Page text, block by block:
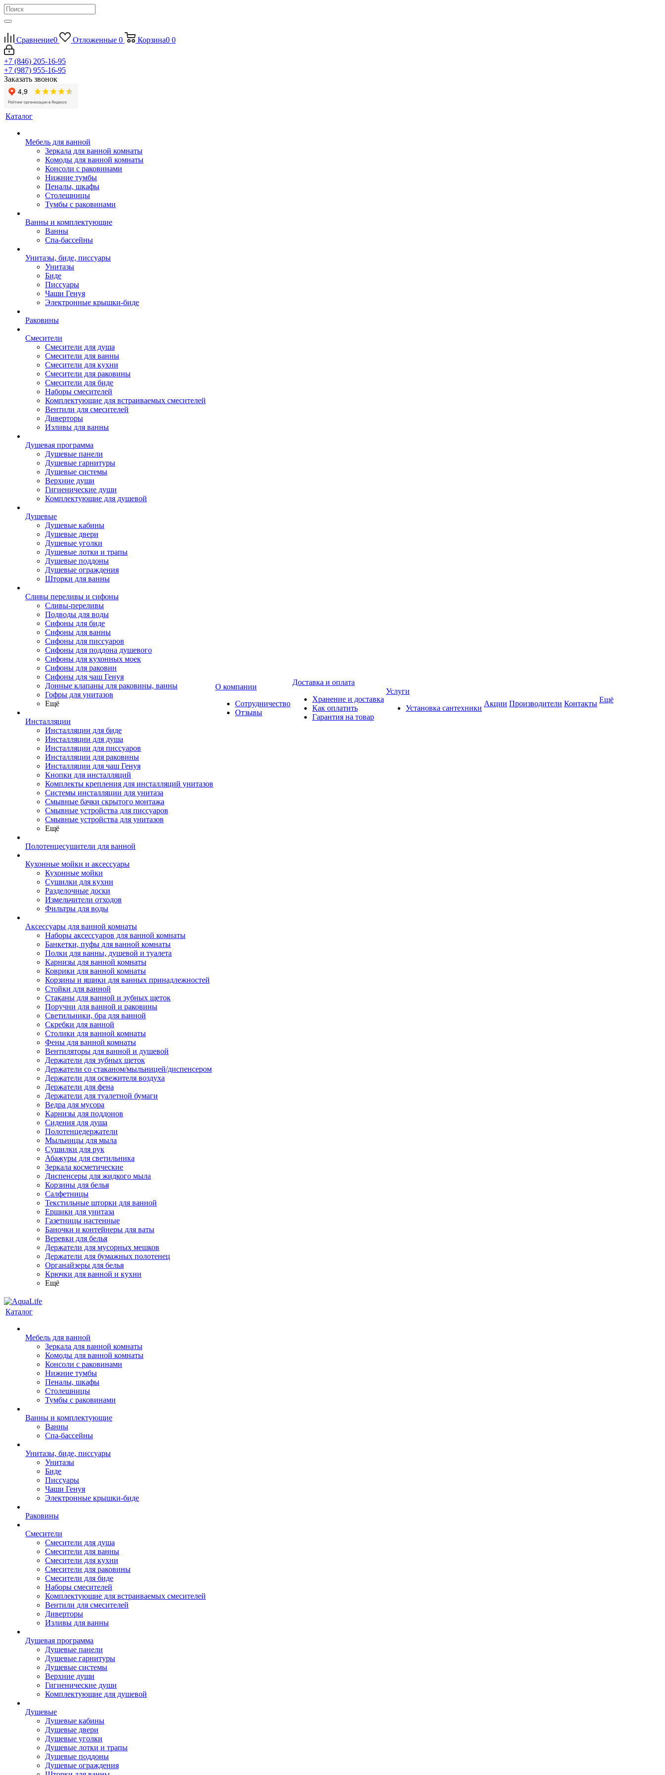
Сравнение0 Отложенные 0 Корзина0 0
+7 (846) 205-16-95
+7 (987) 955-16-95
Заказать звонок
Каталог
Мебель для ванной
Зеркала для ванной комнаты
Комоды для ванной комнаты
Консоли с раковинами
Нижние тумбы
Пеналы, шкафы
Столешницы
Тумбы с раковинами
Ванны и комплектующие
Ванны
Спа-бассейны
Унитазы, биде, писсуары
Унитазы
Биде
Писсуары
Чаши Генуя
Электронные крышки-биде
Раковины
Смесители
Смесители для душа
Смесители для ванны
Смесители для кухни
Смесители для раковины
Смесители для биде
Наборы смесителей
Комплектующие для встраиваемых смесителей
Вентили для смесителей
Диверторы
Изливы для ванны
Душевая программа
Душевые панели
Душевые гарнитуры
Душевые системы
Верхние души
Гигиенические души
Комплектующие для душевой
Душевые
Душевые кабины
Душевые двери
Душевые уголки
Душевые лотки и трапы
Душевые поддоны
Душевые ограждения
Шторки для ванны
Сливы переливы и сифоны
Сливы-переливы
Подводы для воды
Сифоны для биде
Сифоны для ванны
Сифоны для писсуаров
Сифоны для поддона душевого
Сифоны для кухонных моек
Сифоны для раковин
Сифоны для чаш Генуя
Донные клапаны для раковины, ванны
Гофры для унитазов
Ещё
Инсталляции
Инсталляции для биде
Инсталляции для душа
Инсталляции для писсуаров
Инсталляции для раковины
Инсталляции для чаш Генуя
Кнопки для инсталляций
Комплекты крепления для инсталляций унитазов
Системы инсталляции для унитаза
Смывные бачки скрытого монтажа
Смывные устройства для писсуаров
Смывные устройства для унитазов
Ещё
Полотенцесушители для ванной
Кухонные мойки и аксессуары
Кухонные мойки
Сушилки для кухни
Разделочные доски
Измельчители отходов
Фильтры для воды
Аксессуары для ванной комнаты
Наборы аксессуаров для ванной комнаты
Банкетки, пуфы для ванной комнаты
Полки для ванны, душевой и туалета
Карнизы для ванной комнаты
Коврики для ванной комнаты
Корзины и ящики для ванных принадлежностей
Стойки для ванной
Стаканы для ванной и зубных щеток
Поручни для ванной и раковины
Светильники, бра для ванной
Скребки для ванной
Столики для ванной комнаты
Фены для ванной комнаты
Вентиляторы для ванной и душевой
Держатели для зубных щеток
Держатели со стаканом/мыльницей/диспенсером
Держатели для освежителя воздуха
Держатели для фена
Держатели для туалетной бумаги
Ведра для мусора
Карнизы для поддонов
Сидения для душа
Полотенцедержатели
Мыльницы для мыла
Сушилки для рук
Абажуры для светильника
Зеркала косметические
Диспенсеры для жидкого мыла
Корзины для белья
Салфетницы
Текстильные шторки для ванной
Ершики для унитаза
Газетницы настенные
Баночки и контейнеры для ваты
Веревки для белья
Держатели для мусорных мешков
Держатели для бумажных полотенец
Органайзеры для белья
Крючки для ванной и кухни
Ещё
О компании
Сотрудничество
Отзывы
Доставка и оплата
Хранение и доставка
Как оплатить
Гарантия на товар
Услуги
Установка сантехники
Акции Производители Контакты Ещё
Каталог
Мебель для ванной
Зеркала для ванной комнаты
Комоды для ванной комнаты
Консоли с раковинами
Нижние тумбы
Пеналы, шкафы
Столешницы
Тумбы с раковинами
Ванны и комплектующие
Ванны
Спа-бассейны
Унитазы, биде, писсуары
Унитазы
Биде
Писсуары
Чаши Генуя
Электронные крышки-биде
Раковины
Смесители
Смесители для душа
Смесители для ванны
Смесители для кухни
Смесители для раковины
Смесители для биде
Наборы смесителей
Комплектующие для встраиваемых смесителей
Вентили для смесителей
Диверторы
Изливы для ванны
Душевая программа
Душевые панели
Душевые гарнитуры
Душевые системы
Верхние души
Гигиенические души
Комплектующие для душевой
Душевые
Душевые кабины
Душевые двери
Душевые уголки
Душевые лотки и трапы
Душевые поддоны
Душевые ограждения